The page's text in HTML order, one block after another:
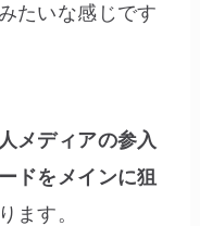
たいな感じです
メディアの参入
ドをメインに狙
ます。